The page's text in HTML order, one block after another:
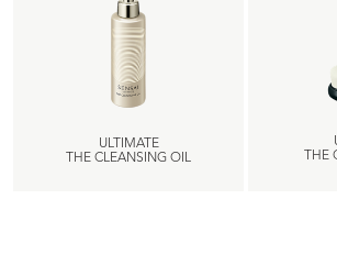
ULTIMATE
THE CLEANSING OIL
THE